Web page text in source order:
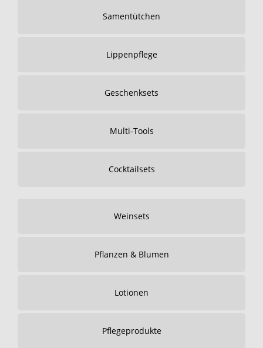
Samentütchen
Lippenpflege
Geschenksets
Multi-Tools
Cocktailsets
Weinsets
Pflanzen & Blumen
Lotionen
Pflegeprodukte